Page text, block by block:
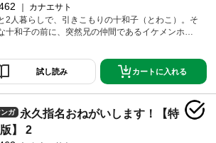
カナエサト
2人暮らしで、引きこもりの十和子（とわこ）。そ
十和子の前に、突然兄の仲間であるイケメンホス
！？【本作品は「永久指名おねがいします！」第1～
を収録した電子特装版です】【恋するソワレ】
試し読み カートに入れる
ガ
永久指名おねがいします！【特
】 2